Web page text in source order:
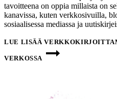
tavoitteena on oppia millaista on
kanavissa, kuten verkkosivuilla,
sosiaalisessa mediassa ja
LUE LISÄÄ
VERKOSSA